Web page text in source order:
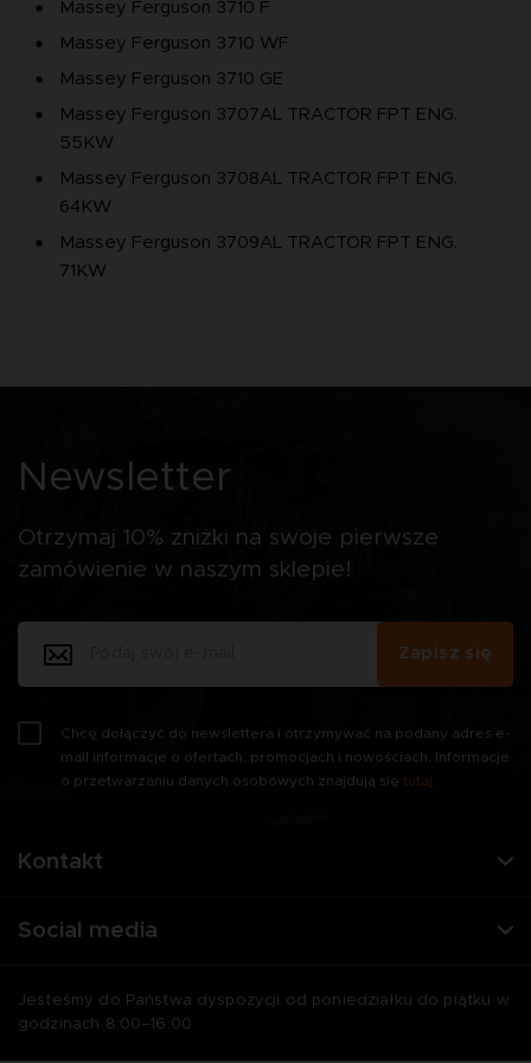
Massey Ferguson 3710 F
Massey Ferguson 3710 WF
Massey Ferguson 3710 GE
Massey Ferguson 3707AL TRACTOR FPT ENG.
55KW
Massey Ferguson 3708AL TRACTOR FPT ENG.
64KW
Massey Ferguson 3709AL TRACTOR FPT ENG.
71KW
Kontakt
Social media
Jesteśmy do Państwa dyspozycji od poniedziałku do piątku w
godzinach 8:00–16:00
Newsletter
Otrzymaj 10% zniżki na swoje pierwsze
zamówienie w naszym sklepie!
Chcę dołączyć do newslettera i otrzymywać na podany adres e-
mail informacje o ofertach, promocjach i nowościach. Informacje
o przetwarzaniu danych osobowych znajdują się tutaj
Zapisz się